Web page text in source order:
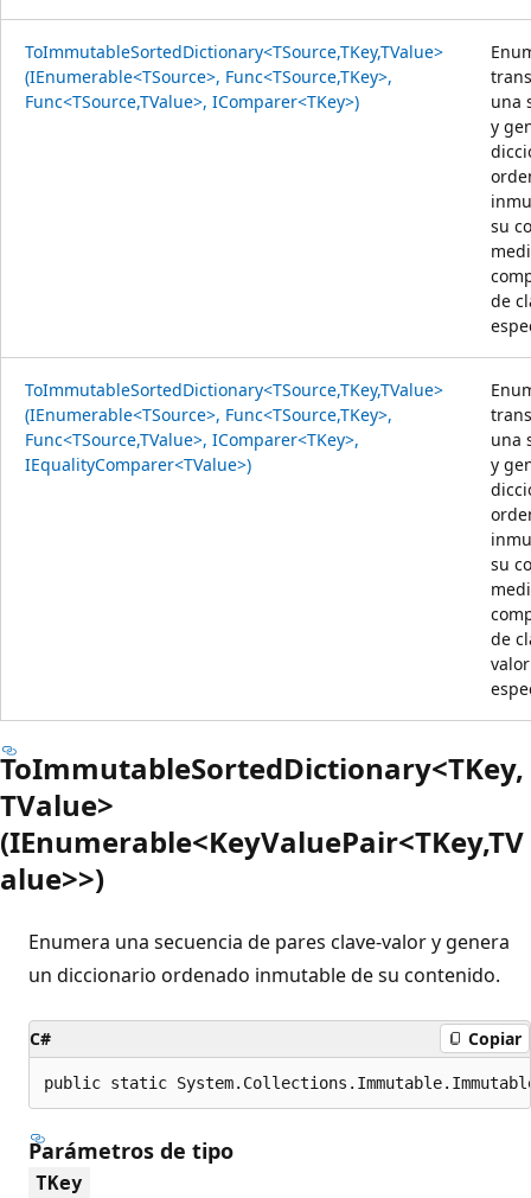
ToImmutableSortedDictionary<TSource,TKey,TValue>
(IEnumerable<TSource>, Func<TSource,TKey>,
Func<TSource,TValue>, IComparer<TKey>)
una
y
su
de
ToImmutableSortedDictionary<TSource,TKey,TValue>
(IEnumerable<TSource>, Func<TSource,TKey>,
Func<TSource,TValue>, IComparer<TKey>,
IEqualityComparer<TValue>)
una
y
su
de
valor
ToImmutableSortedDictionary<TKey,
TValue>
(IEnumerable<KeyValuePair<TKey,TV
alue>>)
Enumera una secuencia de pares clave-valor y genera
un diccionario ordenado inmutable de su contenido.
C# Copiar
public static
Parámetros de tipo
TKey